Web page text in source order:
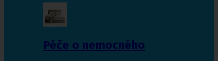
Péče o nemocného